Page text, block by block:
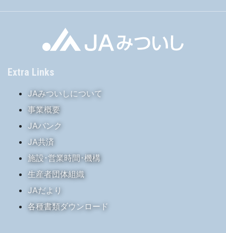
Extra Links
JAみついしについて
事業概要
JAバンク
JA共済
施設･営業時間･機構
生産者団体組織
JAだより
各種書類ダウンロード